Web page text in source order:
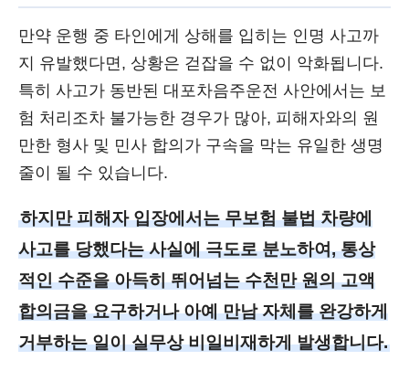
만약 운행 중 타인에게 상해를 입히는 인명 사고까
지 유발했다면, 상황은 걷잡을 수 없이 악화됩니다.
특히 사고가 동반된 대포차음주운전 사안에서는 보
험 처리조차 불가능한 경우가 많아, 피해자와의 원
만한 형사 및 민사 합의가 구속을 막는 유일한 생명
줄이 될 수 있습니다.
하지만 피해자 입장에서는 무보험 불법 차량에
사고를 당했다는 사실에 극도로 분노하여, 통상
적인 수준을 아득히 뛰어넘는 수천만 원의 고액
합의금을 요구하거나 아예 만남 자체를 완강하게
거부하는 일이 실무상 비일비재하게 발생합니다.